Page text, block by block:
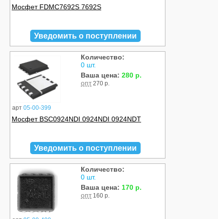
Мосфет FDMC7692S 7692S
Уведомить о поступлении
арт 05-00-399
Количество:
0 шт.
Ваша цена: 280 р.
опт 270 р.
Мосфет BSC0924NDI 0924NDI 0924NDT
Уведомить о поступлении
Количество:
0 шт.
Ваша цена: 170 р.
опт 160 р.